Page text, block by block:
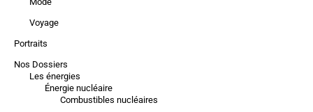
Voyage
Portraits
Nos Dossiers
Les énergies
Énergie nucléaire
Combustibles nucléaires